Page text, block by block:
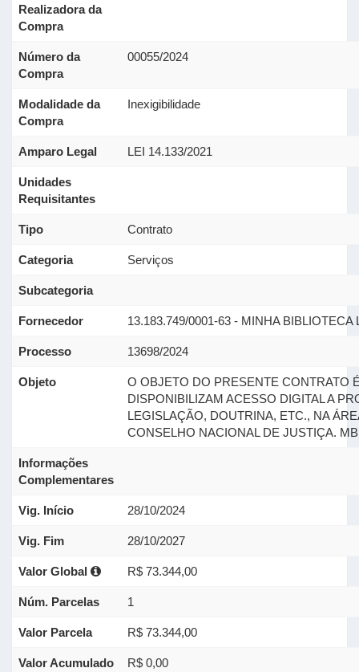
Realizadora da
Compra
Número da
Compra
00055/2024
Modalidade da
Compra
Inexigibilidade
Amparo Legal LEI 14.133/2021
Unidades
Requisitantes
Tipo Contrato
Categoria Serviços
Subcategoria
Fornecedor 13.183.749/0001-63 - MINHA BIBLIOTECA
Processo 13698/2024
Objeto
O OBJETO DO PRESENTE CONTRATO
DISPONIBILIZAM ACESSO DIGITAL A
LEGISLAÇÃO, DOUTRINA, ETC., NA
CONSELHO NACIONAL DE JUSTIÇA.
Informações
Complementares
Vig. Início 28/10/2024
Vig. Fim 28/10/2027
Valor Global R$ 73.344,00
Núm. Parcelas 1
Valor Parcela R$ 73.344,00
Valor Acumulado R$ 0,00